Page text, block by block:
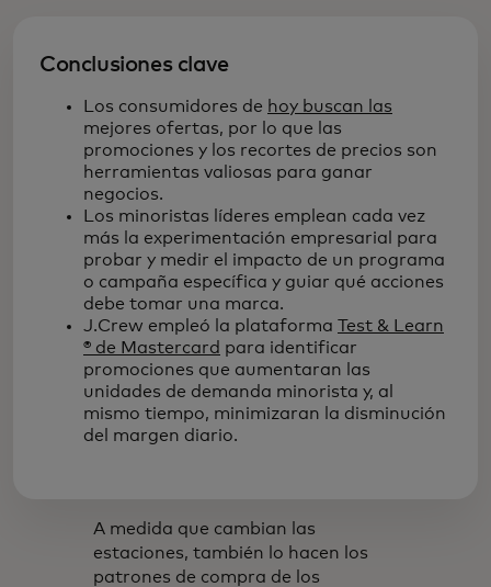
Conclusiones clave
Los consumidores de hoy buscan las
mejores ofertas, por lo que las
promociones y los recortes de precios son
herramientas valiosas para ganar
negocios.
Los minoristas líderes emplean cada vez
más la experimentación empresarial para
probar y medir el impacto de un programa
o campaña específica y guiar qué acciones
debe tomar una marca.
J.Crew empleó la plataforma Test & Learn
® de Mastercard para identificar
promociones que aumentaran las
unidades de demanda minorista y, al
mismo tiempo, minimizaran la disminución
del margen diario.
A medida que cambian las
estaciones, también lo hacen los
patrones de compra de los